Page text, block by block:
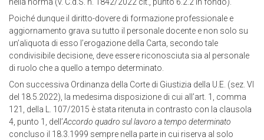
Poiché dunque il diritto-dovere di formazione professionale e
aggiornamento grava su tutto il personale docente e non solo su
un’aliquota di esso l’erogazione della Carta, secondo tale
condivisibile decisione, deve essere riconosciuta sia al personale
di ruolo che a quello a tempo determinato.
Con successiva Ordinanza della Corte di Giustizia della U.E. (sez. VI
del 18.5.2022), la medesima disposizione di cui all’art. 1, comma
121, della L. 107/2015 è stata ritenuta in contrasto con la clausola
4, punto 1, dell’Accordo quadro sul lavoro a tempo determinato
concluso il 18.3.1999 sempre nella parte in cui riserva al solo